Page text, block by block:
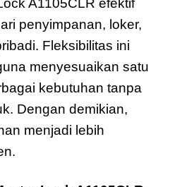
A1105CLR efektif
penyimpanan, loker,
Fleksibilitas ini
menyesuaikan satu
kebutuhan tanpa
Dengan demikian,
menjadi lebih